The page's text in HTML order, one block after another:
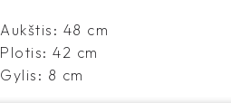
Aukštis: 48 cm
Plotis: 42 cm
Gylis: 8 cm